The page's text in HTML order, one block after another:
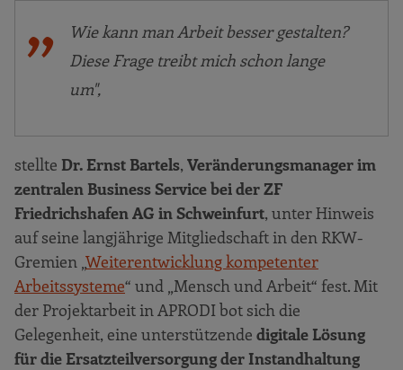
Wie kann man Arbeit besser gestalten?
Diese Frage treibt mich schon lange
um",
stellte Dr. Ernst Bartels, Veränderungsmanager im
zentralen Business Service bei der ZF
Friedrichshafen AG in Schweinfurt, unter Hinweis
auf seine langjährige Mitgliedschaft in den RKW-
Gremien „ Weiterentwicklung kompetenter
Arbeitssysteme“ und „Mensch und Arbeit“ fest. Mit
der Projektarbeit in APRODI bot sich die
Gelegenheit, eine unterstützende digitale Lösung
für die Ersatzteilversorgung der Instandhaltung